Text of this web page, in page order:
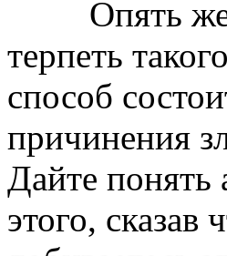
Опять же,
терпеть
способ
причинения
Дайте понять
этого,